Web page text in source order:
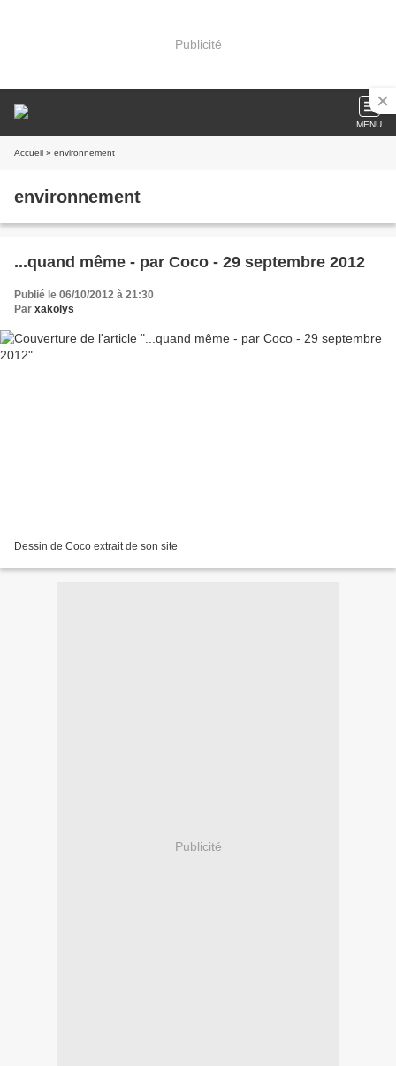
Publicité
MENU
Accueil » environnement
environnement
...quand même - par Coco - 29 septembre 2012
Publié le 06/10/2012 à 21:30
Par xakolys
Dessin de Coco extrait de son site
Publicité